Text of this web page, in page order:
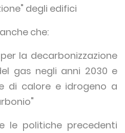
degli edifici
che:
la decarbonizzazione
gas negli anni 2030 e
di calore e idrogeno a
le politiche precedenti